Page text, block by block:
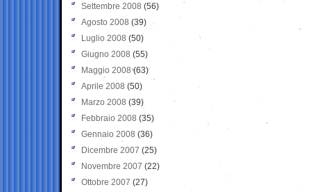
Settembre 2008 (56)
Agosto 2008 (39)
Luglio 2008 (50)
Giugno 2008 (55)
Maggio 2008(63)
Aprile 2008 (50)
Marzo 2008 (39)
Febbraio 2008 (35)
Gennaio 2008 (36)
Dicembre 2007 (25)
Novembre 2007 (22)
Ottobre 2007 (27)